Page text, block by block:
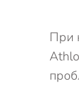
При